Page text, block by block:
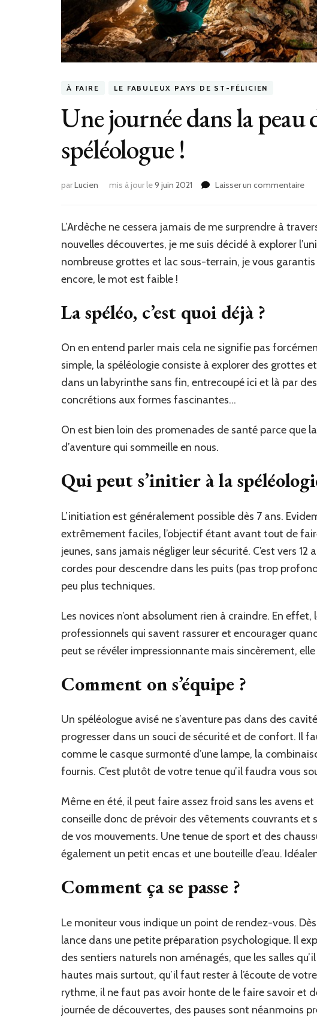
À FAIRE LE FABULEUX PAYS DE ST-FÉLICIEN
Une journée dans la peau
spéléologue !
parLucien mis à jour le9 juin 2021 Laisser un commentaire
L’Ardèche ne cessera jamais de me surprendre à
nouvelles découvertes, je me suis décidé à explorer
nombreuse grottes et lac sous-terrain, je vous
encore, le mot est faible !
La spéléo, c’est quoi déjà ?
On en entend parler mais cela ne signifie pas
simple, la spéléologie consiste à explorer des grottes
dans un labyrinthe sans fin, entrecoupé ici et là par
concrétions aux formes fascinantes…
On est bien loin des promenades de santé parce que
d’aventure qui sommeille en nous.
Qui peut s’initier à la
L’initiation est généralement possible dès 7 ans.
extrêmement faciles, l’objectif étant avant tout de
jeunes, sans jamais négliger leur sécurité. C’est vers
cordes pour descendre dans les puits (pas trop
peu plus techniques.
Les novices n’ont absolument rien à craindre. En
professionnels qui savent rassurer et encourager
peut se révéler impressionnante mais sincèrement,
Comment on s’équipe ?
Un spéléologue avisé ne s’aventure pas dans des
progresser dans un souci de sécurité et de confort. Il
comme le casque surmonté d’une lampe, la
fournis. C’est plutôt de votre tenue qu’il faudra vous
Même en été, il peut faire assez froid sans les avens
conseille donc de prévoir des vêtements couvrants
de vos mouvements. Une tenue de sport et des
également un petit encas et une bouteille d’eau.
Comment ça se passe ?
Le moniteur vous indique un point de rendez-vous.
lance dans une petite préparation psychologique. Il
des sentiers naturels non aménagés, que les salles
hautes mais surtout, qu’il faut rester à l’écoute de
rythme, il ne faut pas avoir honte de le faire savoir et
journée de découvertes, des pauses sont néanmoins